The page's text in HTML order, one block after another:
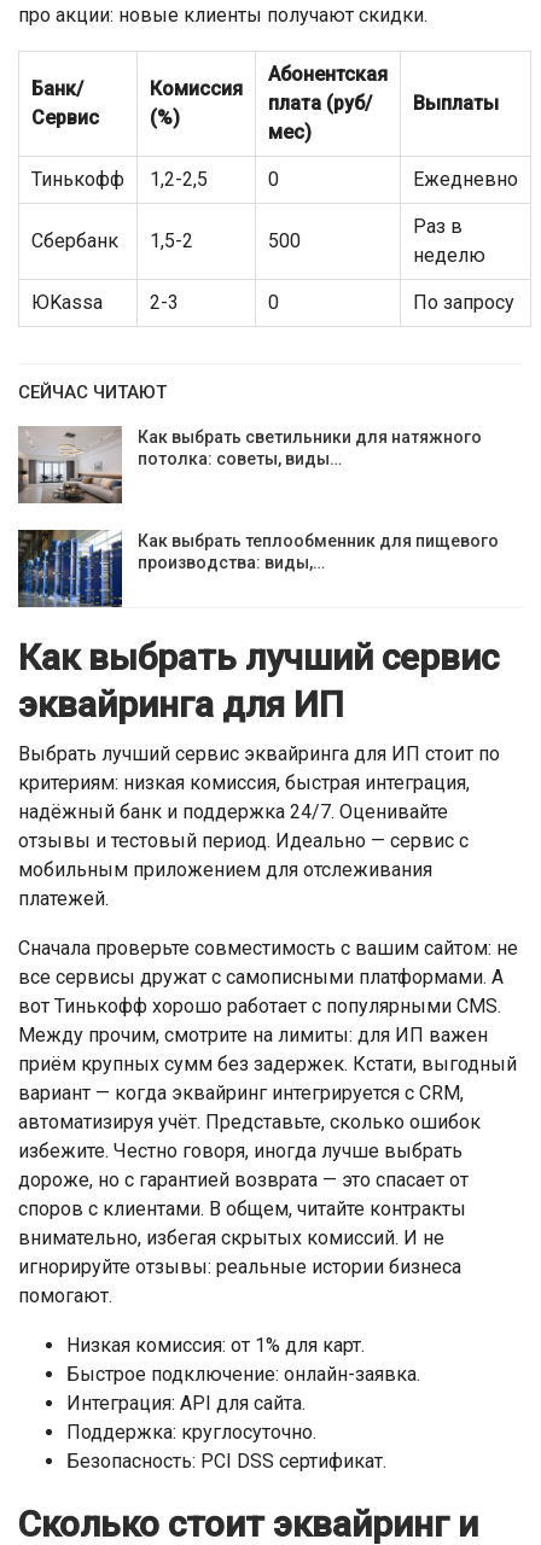
про акции: новые клиенты получают скидки.
Банк/
Сервис
Комиссия
(%)
Абонентская
плата (руб/
мес)
Выплаты
Тинькофф 1,2-2,5 0 Ежедневно
Сбербанк 1,5-2 500
Раз в
неделю
ЮKassa 2-3 0 По запросу
СЕЙЧАС ЧИТАЮТ
Как выбрать светильники для натяжного
потолка: советы, виды…
Как выбрать теплообменник для пищевого
производства: виды,…
Как выбрать лучший сервис
эквайринга для ИП
Выбрать лучший сервис эквайринга для ИП стоит по
критериям: низкая комиссия, быстрая интеграция,
надёжный банк и поддержка 24/7. Оценивайте
отзывы и тестовый период. Идеально — сервис с
мобильным приложением для отслеживания
платежей.
Сначала проверьте совместимость с вашим сайтом: не
все сервисы дружат с самописными платформами. А
вот Тинькофф хорошо работает с популярными CMS.
Между прочим, смотрите на лимиты: для ИП важен
приём крупных сумм без задержек. Кстати, выгодный
вариант — когда эквайринг интегрируется с CRM,
автоматизируя учёт. Представьте, сколько ошибок
избежите. Честно говоря, иногда лучше выбрать
дороже, но с гарантией возврата — это спасает от
споров с клиентами. В общем, читайте контракты
внимательно, избегая скрытых комиссий. И не
игнорируйте отзывы: реальные истории бизнеса
помогают.
Низкая комиссия: от 1% для карт.
Быстрое подключение: онлайн-заявка.
Интеграция: API для сайта.
Поддержка: круглосуточно.
Безопасность: PCI DSS сертификат.
Сколько стоит эквайринг и